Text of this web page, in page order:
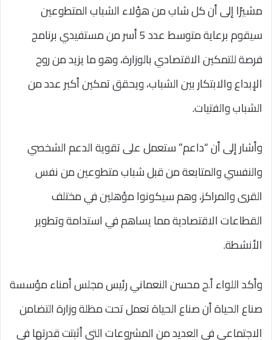
مشيرًا إلى أن كل شاب من هؤلاء الشباب المتطوعين
سيقوم برعاية متوسط عدد 5 أسر من مستفيدي برنامج
فرصة للتمكين الاقتصادي بالوزارة، وهو ما يزيد من روح
الإبداع والابتكار بين الشباب، ويحقق تمكين أكبر عدد من
الشباب والفتيات.
وأشار إلى أن “داعم” ستعمل على تقوية الدعم الشخصي
والنفسي والمتابعة من قبل شباب متطوعين من نفس
القرى والمراكز، وهم سيكونوا مؤهلين في مختلف
القطاعات الاقتصادية مما يساهم في استدامة وتطوير
الأنشطة.
وأكد اللواء أ.ح محسن النعماني رئيس مجلس أمناء مؤسسة
صناع الحياة أن صناع الحياة تعمل تحت مظلة وزارة التضامن
الاجتماعي في العديد من المشروعات التي أثبتت قدرتها في